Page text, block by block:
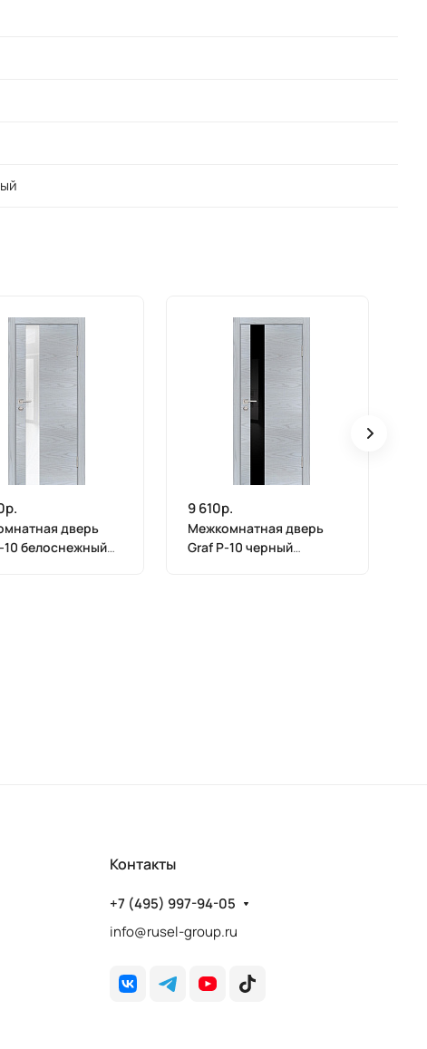
дверь
10 белоснежный
9 610р.
Межкомнатная дверь
Graf P-10 черный
Контакты
+7 (495) 997-94-05
info@rusel-group.ru